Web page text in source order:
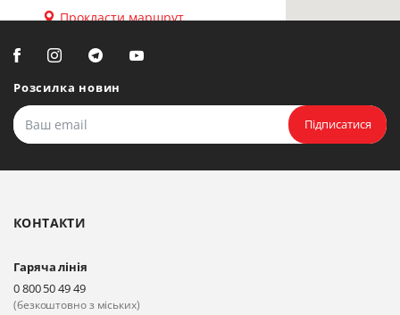
Прокласти маршрут
Біла Церква, вул. Ярослава
Мудрого, 20, офіс 108
Прокласти маршрут
Київ, вул. Драгоманова 31-д
Прокласти маршрут
Розсилка новин
Підписатися
КОНТАКТИ
Гаряча лінія
0 800 50 49 49
(безкоштовно з міських)